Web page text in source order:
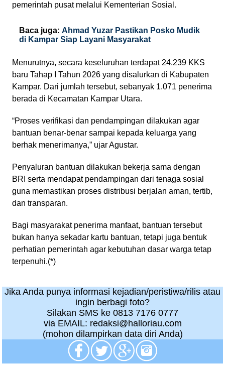
pemerintah pusat melalui Kementerian Sosial.
Baca juga: Ahmad Yuzar Pastikan Posko Mudik
di Kampar Siap Layani Masyarakat
Menurutnya, secara keseluruhan terdapat 24.239 KKS
baru Tahap I Tahun 2026 yang disalurkan di Kabupaten
Kampar. Dari jumlah tersebut, sebanyak 1.071 penerima
berada di Kecamatan Kampar Utara.
“Proses verifikasi dan pendampingan dilakukan agar
bantuan benar-benar sampai kepada keluarga yang
berhak menerimanya,” ujar Agustar.
Penyaluran bantuan dilakukan bekerja sama dengan
BRI serta mendapat pendampingan dari tenaga sosial
guna memastikan proses distribusi berjalan aman, tertib,
dan transparan.
Bagi masyarakat penerima manfaat, bantuan tersebut
bukan hanya sekadar kartu bantuan, tetapi juga bentuk
perhatian pemerintah agar kebutuhan dasar warga tetap
terpenuhi.(*)
Jika Anda punya informasi kejadian/peristiwa/rilis atau
ingin berbagi foto?
Silakan SMS ke 0813 7176 0777
via EMAIL: redaksi@halloriau.com
(mohon dilampirkan data diri Anda)